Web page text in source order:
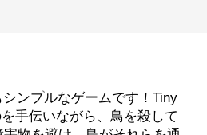
ンプルなゲームです！Tiny
手伝いながら、鳥を殺して